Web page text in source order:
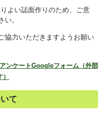
りよい誌面作りのため、ご意
い。
協力いただきますようお願い
ンケートGoogleフォーム（外部
て